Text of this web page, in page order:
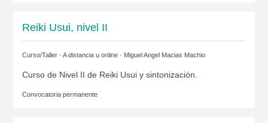
Reiki Usui, nivel II
Curso/Taller · A distancia u online · Miguel Angel Macias Machio
Curso de Nivel II de Reiki Usui y sintonización.
Convocatoria permanente